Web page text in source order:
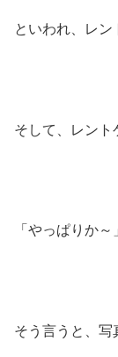
といわれ、レン
そして、レント
「やっぱりか～
そう言うと、写